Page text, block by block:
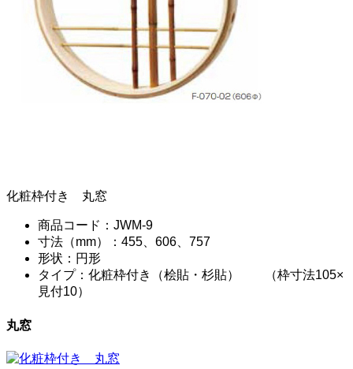
化粧枠付き 丸窓
商品コード：JWM-9
寸法（mm）：455、606、757
形状：円形
タイプ：化粧枠付き（桧貼・杉貼） （枠寸法105×
見付10）
丸窓